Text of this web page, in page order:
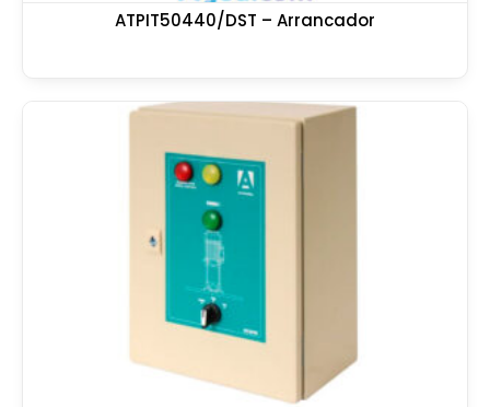
ATPIT50440/DST – Arrancador